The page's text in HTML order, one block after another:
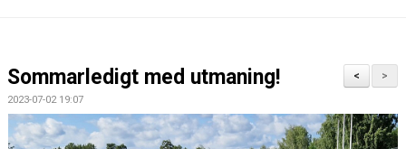
BILDGALLERI
DOKUMENT
>
<
Sommarledigt med utmaning!
2023-07-02 19:07